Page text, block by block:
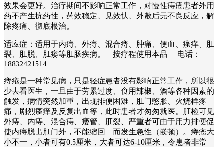
效果会更好。治疗期间不影响正常工作，对慢性痔疮患者外用
药不产生抗药性，药效稳定、见效快、外敷后无不良反应，解
除疼痛、彻底根治。
适应症：适用于内痔、外痔、混合痔、肿痛、便血、瘙痒、肛
裂、肛脱、肛瘘等肛肠疾病。 按疗程使用本品 电话：
18832421514
痔疮是一种常见病，只是轻症患者没有影响正常工作，所以很
少去看医生，一旦由于劳累过度、食用辣椒、酒等各种因素的
触发，病情突然加重，出现排便困难，肛门憋胀、火烧样疼
痛，剧烈瘙痒及反复出血等，此时患者才匆匆就医。肛检可见
外痔、内痔、混合痔、瘘管、肛裂、严重者可由于用力排便促
使内痔脱出肛门外，不能缩回，而发生急性（嵌顿）。痔疮大
小不一，小者可有0.5厘米，大者可达6-10厘米，令患者非常